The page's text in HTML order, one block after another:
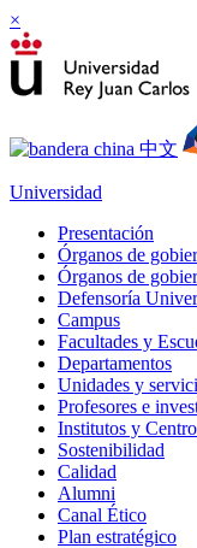
×
Universidad
Presentación
Órganos de
Órganos de
Defensoría
Campus
Facultades y
Departamentos
Unidades y
Profesores e
Institutos y
Sostenibilidad
Calidad
Alumni
Canal Ético
Plan estratégico